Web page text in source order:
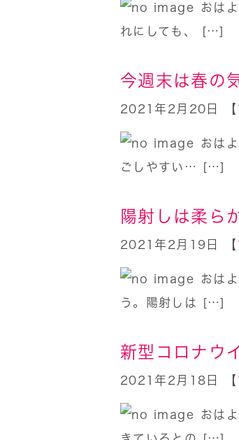
おは
れにしても、 […]
今週末は春の
2021年2月20日 【
おは
ごしやすい… […]
陽射しは柔ら
2021年2月19日 【
おは
う。陽射しは […]
新型コロナウ
2021年2月18日 【
おは